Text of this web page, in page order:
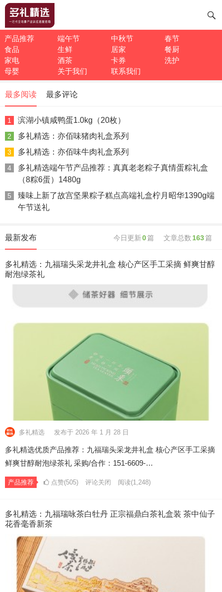
产品推荐 端午节 中秋节
春节
食品
生鲜 居家
餐厨
家电
酒茶 卡券
洗护
母婴
关于我们 联系我们
最多阅读 最多评论
1 滨湖小镇咸鸭蛋1.0kg（20枚）
2 多礼精选：亦佰味猪肉礼盒系列
3 多礼精选：亦佰味牛肉礼盒系列
4
多礼精选端午节产品推荐：真真老老粽子真情蛋粽礼盒
（8粽6蛋）1480g
5
臻味上新了故宫坚果粽子糕点高端礼盒柠月昭华1390g端
午节送礼
最新发布 今日更新0篇 文章总数 163篇
多礼精选：九福瑞头采龙井礼盒 核心产区手工采摘 鲜爽甘醇
耐泡绿茶礼
多礼精选 发布于 2026 年 1 月 28 日
多礼精选优质产品推荐：九福瑞头采龙井礼盒 核心产区手工采摘
鲜爽甘醇耐泡绿茶礼 采购/合作：151-6609-…
产品推荐 点赞(505) 评论关闭 阅读(1,248)
多礼精选：九福瑞咏茶白牡丹 正宗福鼎白茶礼盒装 茶中仙子
花香毫香新茶